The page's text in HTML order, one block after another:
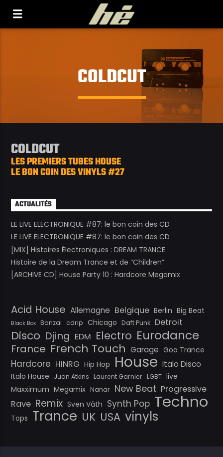
COLDCUT
COLDCUT
LES PREMIERS TUBES HOUSE
LE BON COIN DES VINYLS #27
ACTUALITÉS
LE LIVE ELECTRONIQUE #87: le bon coin des CD
LE LIVE ELECTRONIQUE #87: le bon coin des CD
[MIX] Histoires Électroniques : DREAM TRANCE
Histoire de la Dream Trance et de “Children”
[ARCHIVE CD] House Party 10 : Hardcore Megamix
Acid House Allemagne Belgique Berlin Big Beat
Black Box Bonzai cdrip Chicago Daft Punk Detroit
Disco Djing EDM Electro Eurodance
France French Touch Garage Goa Trance
Hardcore HiNRG Hip Hop House Italo Disco
Italo House Juan Atkins Laurent Garnier LGBT live
Maxximum Megamix Nanar New Beat Progressive
Rave Remix Sven Väth Synth Pop Techno
Tops Trance UK USA vinyls